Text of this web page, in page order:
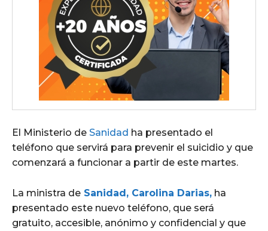
El Ministerio de Sanidad ha presentado el
teléfono que servirá para prevenir el suicidio y que
comenzará a funcionar a partir de este martes.
La ministra de Sanidad, Carolina Darias, ha
presentado este nuevo teléfono, que será
gratuito, accesible, anónimo y confidencial y que